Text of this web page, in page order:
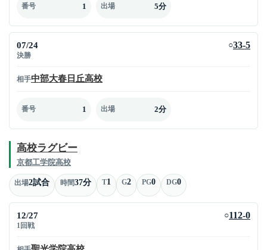
番号 1 出場 5分
07/24
決勝
○33-5
相手中部大春日丘高校
番号 1 出場 2分
高校ラグビー
京都工学院高校
出場2試合 時間37分 T1 G2 PG0 DG0
12/27
1回戦
○112-0